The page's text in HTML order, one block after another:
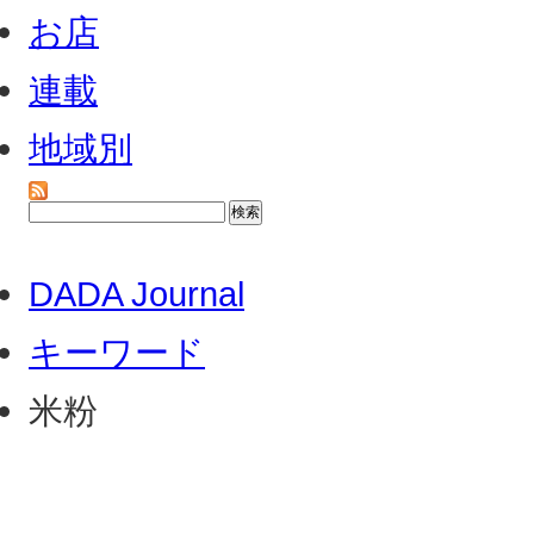
お店
連載
地域別
DADA Journal
キーワード
米粉